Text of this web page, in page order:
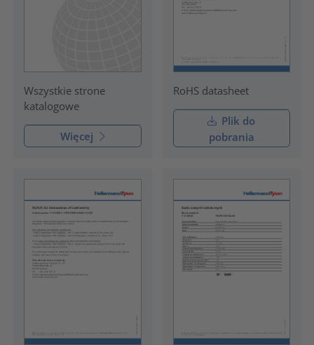
Wszystkie strone
katalogowe
Więcej
RoHS datasheet
Plik do
pobrania